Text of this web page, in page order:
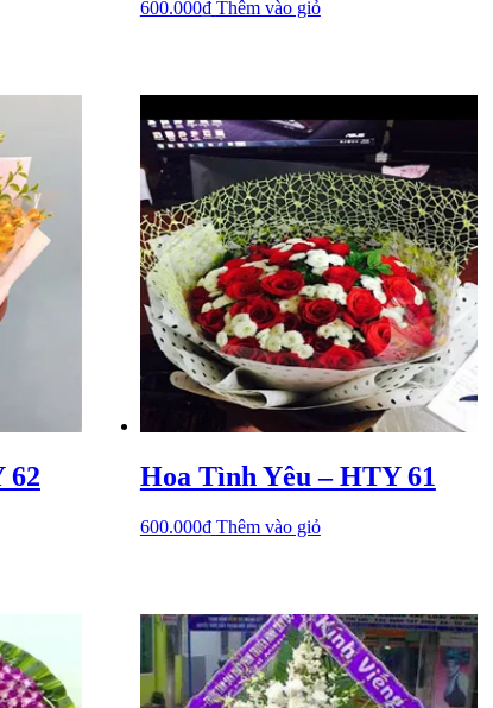
600.000₫ Thêm vào giỏ
62 Hoa Tình Yêu – HTY 61
600.000₫ Thêm vào giỏ